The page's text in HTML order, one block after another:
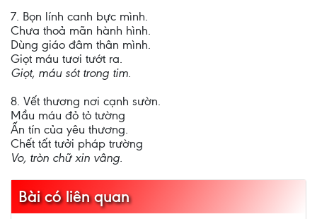
7. Bọn lính canh bực mình.
Chưa thoả mãn hành hình.
Dùng giáo đâm thân mình.
Giọt máu tươi tướt ra.
Giọt, máu sót trong tim.
8. Vết thương nơi cạnh sườn.
Mầu máu đỏ tỏ tường
Ấn tín của yêu thương.
Chết tất tưởi pháp trường
Vo, tròn chữ xin vâng.
Bài có liên quan